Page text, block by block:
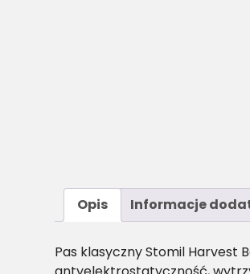
Opis Informacje
Pas klasyczny Stomil Harvest